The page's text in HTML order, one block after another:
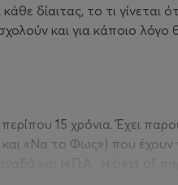
δίαιτας, το τι γίνεται
και για κάποιο λόγο
15 χρόνια. Έχει
«Να το Φως») που έχουν